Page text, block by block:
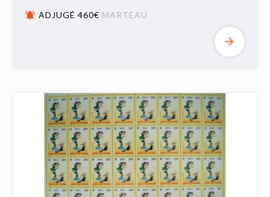
ADJUGÉ 460€ MARTEAU